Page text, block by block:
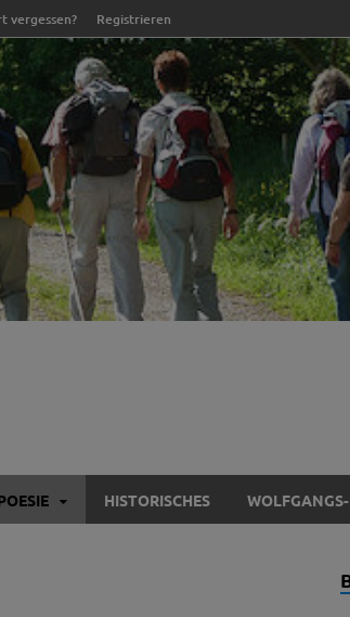
vergessen? Registrieren
HISTORISCHES